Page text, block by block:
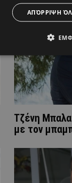
Τζένη
με τον
ΑΠΌΡΡΙΨΗ